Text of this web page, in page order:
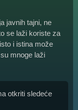
javnih tajni, ne
se laži koriste za
i istina može
mnoge laži
otkriti sledeće